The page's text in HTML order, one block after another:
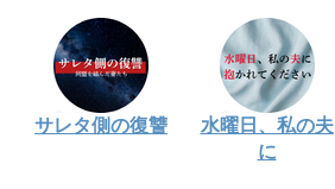
サレタ側の復讐
水曜日、私の夫
に